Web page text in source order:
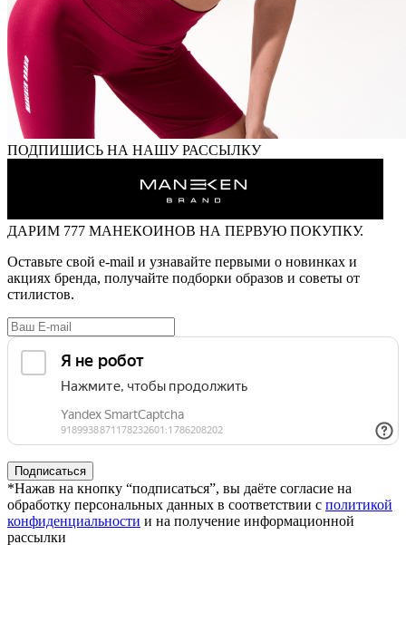
ПОДПИШИСЬ НА НАШУ РАССЫЛКУ
ДАРИМ 777 МАНЕКОИНОВ НА ПЕРВУЮ ПОКУПКУ.
Оставьте свой e-mail и узнавайте первыми о новинках и
акциях бренда, получайте подборки образов и советы от
стилистов.
*Нажав на кнопку “подписаться”, вы даёте согласие на
обработку персональных данных в соответствии с политикой
конфиденциальности и на получение информационной
рассылки